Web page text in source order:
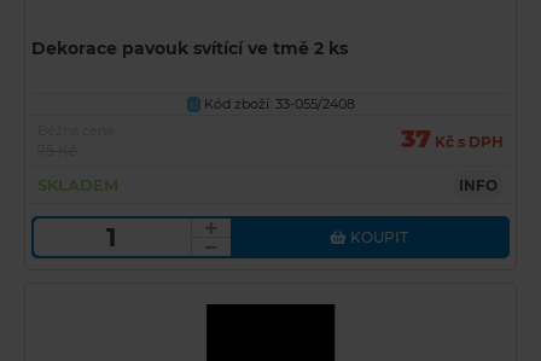
Dekorace pavouk svítící ve tmě 2 ks
U Kód zboží: 33-055/2408
37 Kč s DPH
SKLADEM INFO
KOUPIT